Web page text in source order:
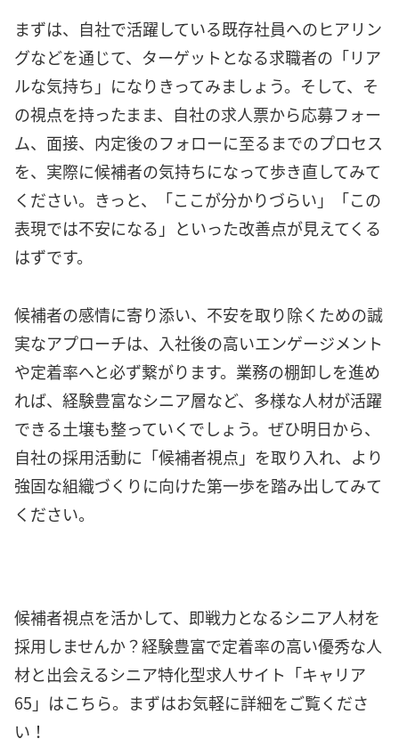
まずは、自社で活躍している既存社員へのヒアリン
グなどを通じて、ターゲットとなる求職者の「リア
ルな気持ち」になりきってみましょう。そして、そ
の視点を持ったまま、自社の求人票から応募フォー
ム、面接、内定後のフォローに至るまでのプロセス
を、実際に候補者の気持ちになって歩き直してみて
ください。きっと、「ここが分かりづらい」「この
表現では不安になる」といった改善点が見えてくる
はずです。
候補者の感情に寄り添い、不安を取り除くための誠
実なアプローチは、入社後の高いエンゲージメント
や定着率へと必ず繋がります。業務の棚卸しを進め
れば、経験豊富なシニア層など、多様な人材が活躍
できる土壌も整っていくでしょう。ぜひ明日から、
自社の採用活動に「候補者視点」を取り入れ、より
強固な組織づくりに向けた第一歩を踏み出してみて
ください。
候補者視点を活かして、即戦力となるシニア人材を
採用しませんか？経験豊富で定着率の高い優秀な人
材と出会えるシニア特化型求人サイト「キャリア
65」はこちら。まずはお気軽に詳細をご覧くださ
い！